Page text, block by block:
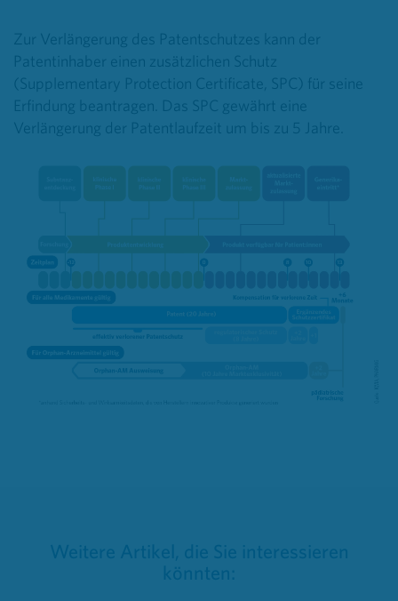
Zur Verlängerung des Patentschutzes kann der
Patentinhaber einen zusätzlichen Schutz
(Supplementary Protection Certificate, SPC) für seine
Erfindung beantragen. Das SPC gewährt eine
Verlängerung der Patentlaufzeit um bis zu 5 Jahre.
Weitere Artikel, die Sie interessieren
könnten: